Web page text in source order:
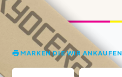
MARKEN DIE WIR ANKAUFEN